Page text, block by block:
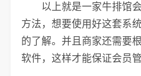
以上就是一家牛排馆会
方法，想要使用好这套系
的了解。并且商家还需要
软件，这样才能保证会员